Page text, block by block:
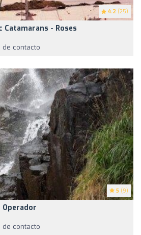
4.2 (25)
- Roses
de contacto
5 (9)
de contacto